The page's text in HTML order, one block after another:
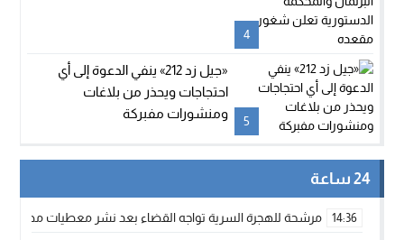
4
5
«جيل زد 212» ينفي الدعوة إلى أي
احتجاجات ويحذر من بلاغات
ومنشورات مفبركة
24 ساعة
14:36 مرشحة للهجرة السرية تواجه القضاء بعد نشر معطيات مضللة